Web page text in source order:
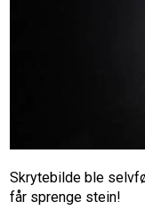
Skrytebilde ble
får sprenge stein!